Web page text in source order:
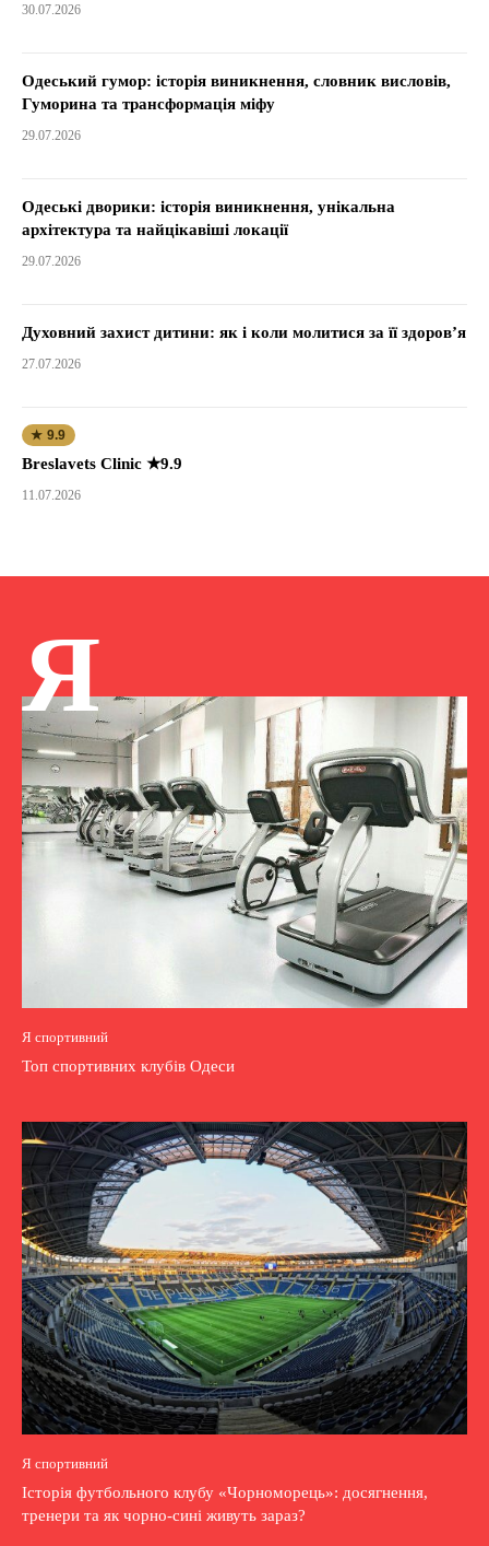
30.07.2026
Одеський гумор: історія виникнення, словник висловів,
Гуморина та трансформація міфу
29.07.2026
Одеські дворики: історія виникнення, унікальна
архітектура та найцікавіші локації
29.07.2026
Духовний захист дитини: як і коли молитися за її здоров’я
27.07.2026
★ 9.9
Breslavets Clinic ★9.9
11.07.2026
Я
Я спортивний
Топ спортивних клубів Одеси
Я спортивний
Історія футбольного клубу «Чорноморець»: досягнення,
тренери та як чорно-сині живуть зараз?